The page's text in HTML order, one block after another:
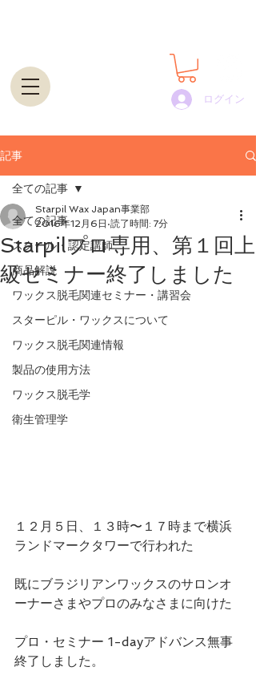
ログイン
記事
全ての記事
スクール・認定講師
商品解説
ワックス脱毛関連セミナー・講習会
スターピル・ワックスについて
ワックス脱毛関連情報
製品の使用方法
ワックス脱毛学
衛生管理学
全ての記事
Starpilプロ専用、第１回上
級セミナー終了しました
Starpil Wax Japan事業部
2016年12月6日 読了時間: 7分
１２月５日、１３時〜１７時まで横浜
ランドマークタワーで行われた
既にブラジリアンワックスのサロンオ
ーナーさまやプロのみなさまに向けた
プロ・セミナー 1-dayアドバンス無事
終了しました。